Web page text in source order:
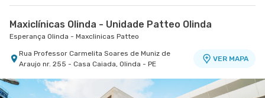
Maxiclínicas Olinda - Unidade Patteo Olinda
Esperança Olinda - Maxclinicas Patteo
Rua Professor Carmelita Soares de Muniz de
Araujo nr. 255 - Casa Caiada, Olinda - PE
VER MAPA